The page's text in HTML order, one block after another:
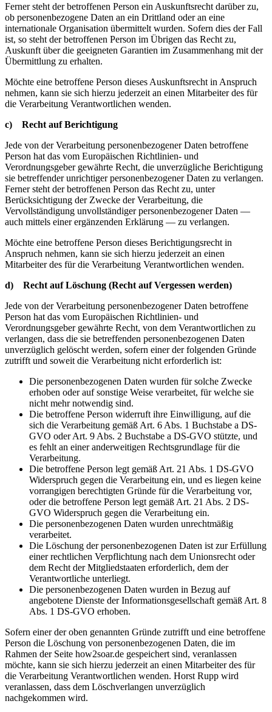
Ferner steht der betroffenen Person ein Auskunftsrecht darüber zu,
ob personenbezogene Daten an ein Drittland oder an eine
internationale Organisation übermittelt wurden. Sofern dies der Fall
ist, so steht der betroffenen Person im Übrigen das Recht zu,
Auskunft über die geeigneten Garantien im Zusammenhang mit der
Übermittlung zu erhalten.
Möchte eine betroffene Person dieses Auskunftsrecht in Anspruch
nehmen, kann sie sich hierzu jederzeit an einen Mitarbeiter des für
die Verarbeitung Verantwortlichen wenden.
c) Recht auf Berichtigung
Jede von der Verarbeitung personenbezogener Daten betroffene
Person hat das vom Europäischen Richtlinien- und
Verordnungsgeber gewährte Recht, die unverzügliche Berichtigung
sie betreffender unrichtiger personenbezogener Daten zu verlangen.
Ferner steht der betroffenen Person das Recht zu, unter
Berücksichtigung der Zwecke der Verarbeitung, die
Vervollständigung unvollständiger personenbezogener Daten —
auch mittels einer ergänzenden Erklärung — zu verlangen.
Möchte eine betroffene Person dieses Berichtigungsrecht in
Anspruch nehmen, kann sie sich hierzu jederzeit an einen
Mitarbeiter des für die Verarbeitung Verantwortlichen wenden.
d) Recht auf Löschung (Recht auf Vergessen werden)
Jede von der Verarbeitung personenbezogener Daten betroffene
Person hat das vom Europäischen Richtlinien- und
Verordnungsgeber gewährte Recht, von dem Verantwortlichen zu
verlangen, dass die sie betreffenden personenbezogenen Daten
unverzüglich gelöscht werden, sofern einer der folgenden Gründe
zutrifft und soweit die Verarbeitung nicht erforderlich ist:
Die personenbezogenen Daten wurden für solche Zwecke
erhoben oder auf sonstige Weise verarbeitet, für welche sie
nicht mehr notwendig sind.
Die betroffene Person widerruft ihre Einwilligung, auf die
sich die Verarbeitung gemäß Art. 6 Abs. 1 Buchstabe a DS-
GVO oder Art. 9 Abs. 2 Buchstabe a DS-GVO stützte, und
es fehlt an einer anderweitigen Rechtsgrundlage für die
Verarbeitung.
Die betroffene Person legt gemäß Art. 21 Abs. 1 DS-GVO
Widerspruch gegen die Verarbeitung ein, und es liegen keine
vorrangigen berechtigten Gründe für die Verarbeitung vor,
oder die betroffene Person legt gemäß Art. 21 Abs. 2 DS-
GVO Widerspruch gegen die Verarbeitung ein.
Die personenbezogenen Daten wurden unrechtmäßig
verarbeitet.
Die Löschung der personenbezogenen Daten ist zur Erfüllung
einer rechtlichen Verpflichtung nach dem Unionsrecht oder
dem Recht der Mitgliedstaaten erforderlich, dem der
Verantwortliche unterliegt.
Die personenbezogenen Daten wurden in Bezug auf
angebotene Dienste der Informationsgesellschaft gemäß Art. 8
Abs. 1 DS-GVO erhoben.
Sofern einer der oben genannten Gründe zutrifft und eine betroffene
Person die Löschung von personenbezogenen Daten, die im
Rahmen der Seite how2soar.de gespeichert sind, veranlassen
möchte, kann sie sich hierzu jederzeit an einen Mitarbeiter des für
die Verarbeitung Verantwortlichen wenden. Horst Rupp wird
veranlassen, dass dem Löschverlangen unverzüglich
nachgekommen wird.